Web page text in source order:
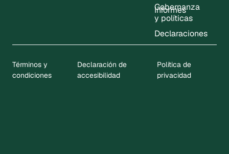
Gobernanza
y políticas
Informes
Declaraciones
Términos y
condiciones
Declaración de
accesibilidad
Política de
privacidad